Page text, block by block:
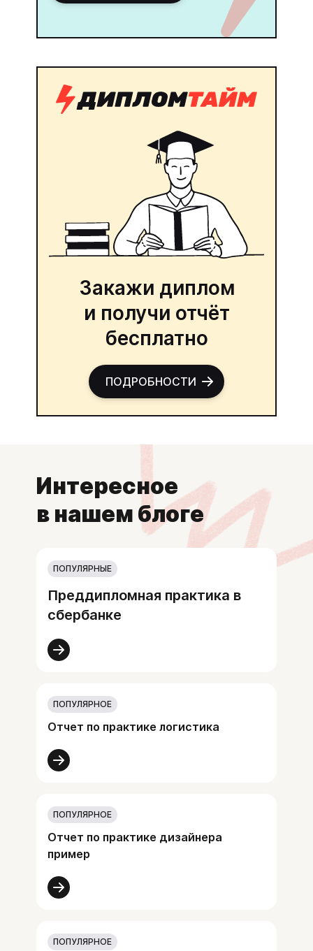
Закажи диплом
и получи отчёт
бесплатно
ПОДРОБНОСТИ
Интересное
в нашем блоге
ПОПУЛЯРНЫЕ
Преддипломная практика в
сбербанке
ПОПУЛЯРНОЕ
Отчет по практике логистика
ПОПУЛЯРНОЕ
Отчет по практике дизайнера
пример
ПОПУЛЯРНОЕ